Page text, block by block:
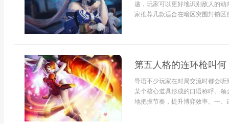
递，玩家可以更好地识别敌人的
家推荐几款适合在暗区突围封锁
第五人格的连环枪叫何
导语不少玩家在对局交流时都会
某个核心道具形成的口语称呼。
地把握节奏，提升博弈效率。一、